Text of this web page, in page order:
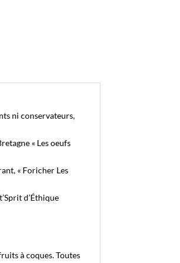
ni conservateurs,
« Les oeufs
« Foricher Les
d’Éthique
à coques. Toutes